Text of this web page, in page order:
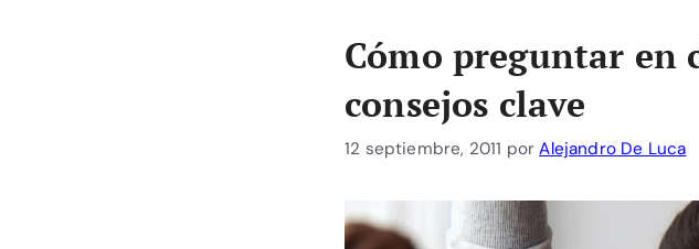
Cómo preguntar en
consejos clave
12 septiembre, 2011 porAlejandro De Luca